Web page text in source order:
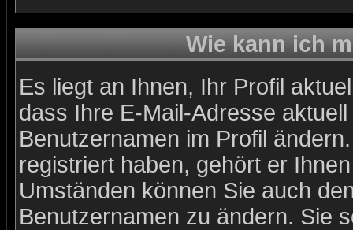
Wie kann ich
Es liegt an Ihnen, Ihr Profil
dass Ihre E-Mail-Adresse
Benutzernamen im Profil
registriert haben, gehört er
Umständen können Sie auch
Benutzernamen zu ändern. Sie